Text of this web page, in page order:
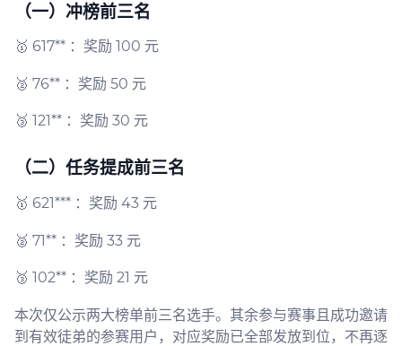
（一）冲榜前三名
🥇 617** ：奖励 100 元
🥈 76** ：奖励 50 元
🥉 121** ：奖励 30 元
（二）任务提成前三名
🥇 621*** ：奖励 43 元
🥈 71** ：奖励 33 元
🥉 102** ：奖励 21 元
本次仅公示两大榜单前三名选手。其余参与赛事且成功邀请
到有效徒弟的参赛用户，对应奖励已全部发放到位，不再逐